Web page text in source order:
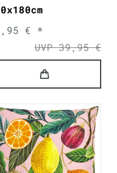
UVP 39,95 €
€ *